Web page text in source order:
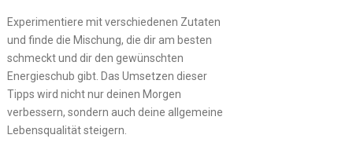
Experimentiere mit verschiedenen Zutaten
und finde die Mischung, die dir am besten
schmeckt und dir den gewünschten
Energieschub gibt. Das Umsetzen dieser
Tipps wird nicht nur deinen Morgen
verbessern, sondern auch deine allgemeine
Lebensqualität steigern.